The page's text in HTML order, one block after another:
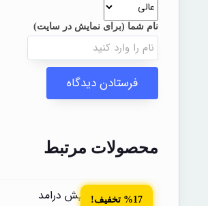
محصولات مرتبط
%17 تخفیف!